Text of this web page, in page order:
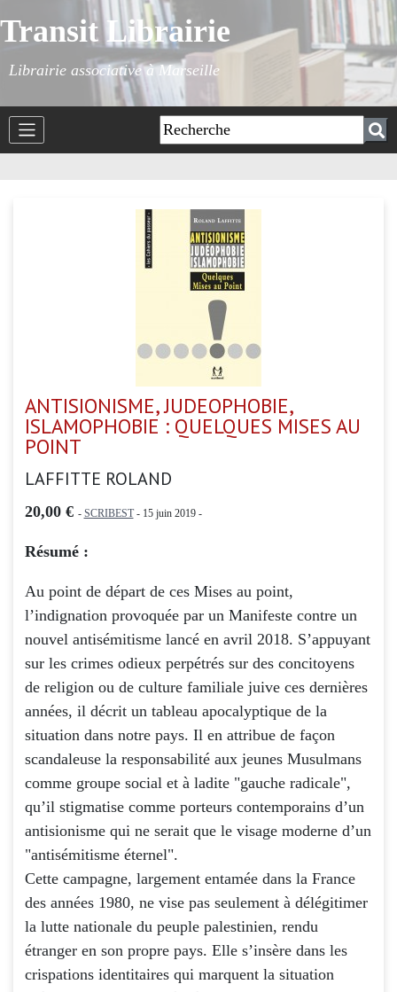
Transit Librairie
Librairie associative à Marseille
ANTISIONISME, JUDEOPHOBIE,
ISLAMOPHOBIE : QUELQUES MISES AU
POINT
LAFFITTE ROLAND
20,00 € - SCRIBEST- 15 juin 2019 -
Résumé :
Au point de départ de ces Mises au point,
l’indignation provoquée par un Manifeste contre un
nouvel antisémitisme lancé en avril 2018. S’appuyant
sur les crimes odieux perpétrés sur des concitoyens
de religion ou de culture familiale juive ces dernières
années, il décrit un tableau apocalyptique de la
situation dans notre pays. Il en attribue de façon
scandaleuse la responsabilité aux jeunes Musulmans
comme groupe social et à ladite "gauche radicale",
qu’il stigmatise comme porteurs contemporains d’un
antisionisme qui ne serait que le visage moderne d’un
"antisémitisme éternel".
Cette campagne, largement entamée dans la France
des années 1980, ne vise pas seulement à délégitimer
la lutte nationale du peuple palestinien, rendu
étranger en son propre pays. Elle s’insère dans les
crispations identitaires qui marquent la situation